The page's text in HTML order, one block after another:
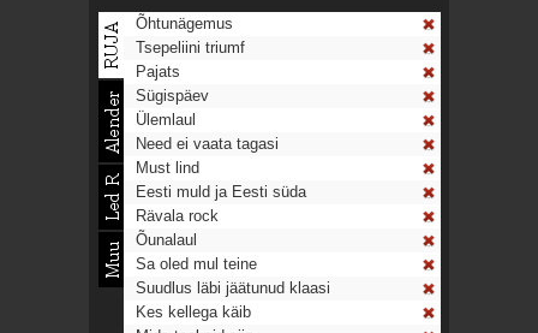
Õhtunägemus
Tsepeliini triumf
Pajats
Sügispäev
Ülemlaul
Need ei vaata tagasi
Must lind
Eesti muld ja Eesti süda
Rävala rock
Õunalaul
Sa oled mul teine
Suudlus läbi jäätunud klaasi
Kes kellega käib